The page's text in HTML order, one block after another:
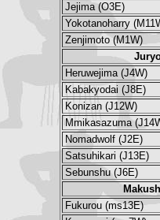
Jejima (O3E)
Yokotanoharry
Zenjimoto (M1W)
Heruwejima (J4W)
Kabakyodai (J8E)
Konizan (J12W)
Mmikasazuma
Nomadwolf (J2E)
Satsuhikari (J13E)
Sebunshu (J6E)
Fukurou (ms13E)